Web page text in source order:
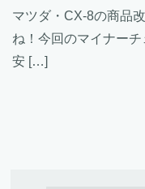
マツダ・CX-8の商品
ね！今回のマイナー
安 […]